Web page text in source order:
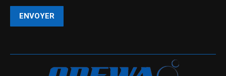
ENVOYER